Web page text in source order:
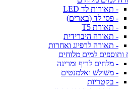
- תאורות לד LED
- פסי לד (בארים)
- תאורת T5
- תאורה היברידית
- תאורה לרפיוג ואחרות
ותוספים למים מלוחים
- מלחים לריף ומרינה
- משולש ואלמנטים
- בקטריות